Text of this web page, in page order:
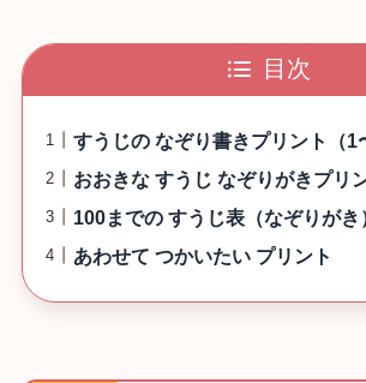
目次
すうじの なぞり書きプリント（1
おおきな すうじ なぞりがきプリ
100までの すうじ表（なぞりがき
あわせて つかいたい プリント